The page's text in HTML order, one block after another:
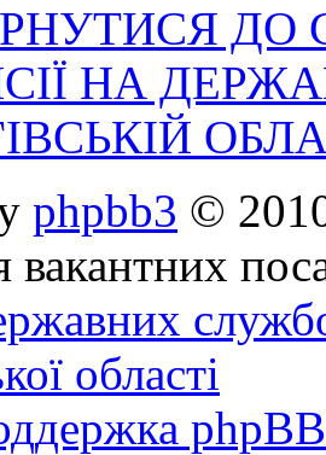
ДО
НА
phpbb3 ©
вакантних
області
phpBB